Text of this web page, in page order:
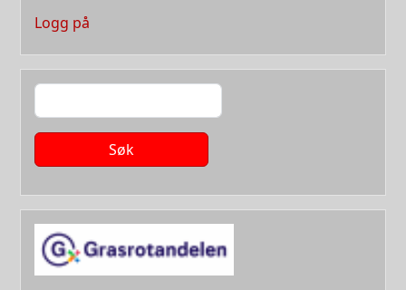
User account menu
Logg på
Søk